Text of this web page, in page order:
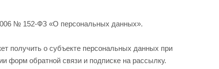
№ 152-ФЗ «О персональных данных».
получить о субъекте персональных данных при
форм обратной связи и подписке на рассылку.